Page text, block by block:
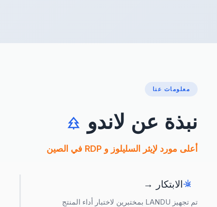
معلومات عنا
نبذة عن لاندو
أعلى مورد لإيثر السليلوز و RDP في الصين
الابتكار →
تم تجهيز LANDU بمختبرين لاختبار أداء المنتج